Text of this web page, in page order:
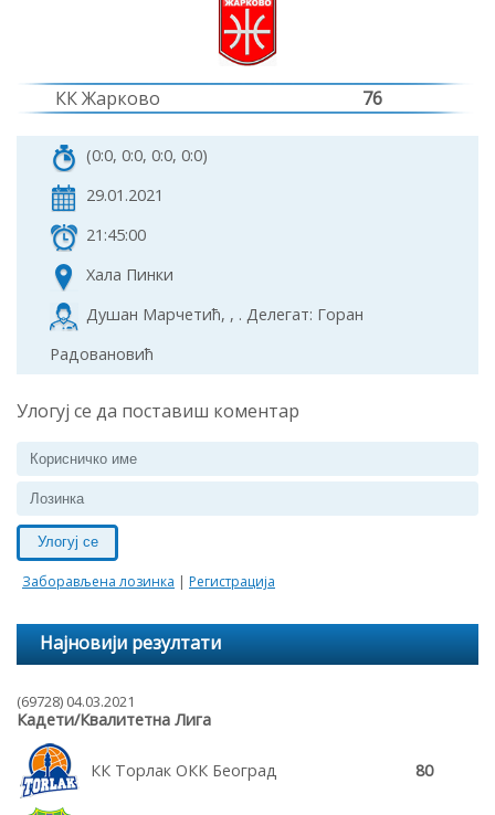
КК Жарково 76
(0:0, 0:0, 0:0, 0:0)
29.01.2021
21:45:00
Хала Пинки
Душан Марчетић, , . Делегат: Горан
Радовановић
Улогуј се да поставиш коментар
Улогуј се
Заборављена лозинка | Регистрација
Најновији резултати
(69728) 04.03.2021
Кадети/Квалитетна Лига
КК Торлак ОКК Београд 80